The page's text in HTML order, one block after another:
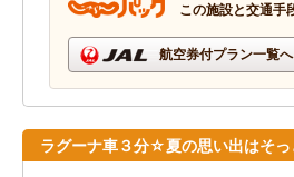
この施設と交通手
航空券付プラン一覧へ
ラグーナ車３分☆夏の思い出はそ